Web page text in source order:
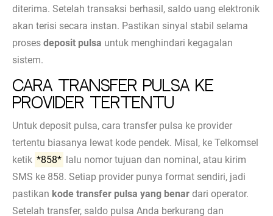
diterima. Setelah transaksi berhasil, saldo uang elektronik
akan terisi secara instan. Pastikan sinyal stabil selama
proses deposit pulsa untuk menghindari kegagalan
sistem.
Cara Transfer Pulsa ke
Provider Tertentu
Untuk deposit pulsa, cara transfer pulsa ke provider
tertentu biasanya lewat kode pendek. Misal, ke Telkomsel
ketik *858* lalu nomor tujuan dan nominal, atau kirim
SMS ke 858. Setiap provider punya format sendiri, jadi
pastikan kode transfer pulsa yang benar dari operator.
Setelah transfer, saldo pulsa Anda berkurang dan